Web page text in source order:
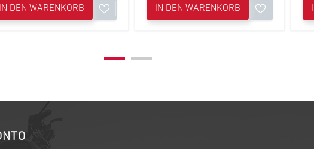
IN DEN WARENKORB IN DEN WARENKORB